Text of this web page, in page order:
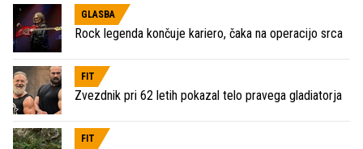
GLASBA
Rock legenda končuje kariero, čaka na operacijo srca
FIT
Zvezdnik pri 62 letih pokazal telo pravega gladiatorja
FIT